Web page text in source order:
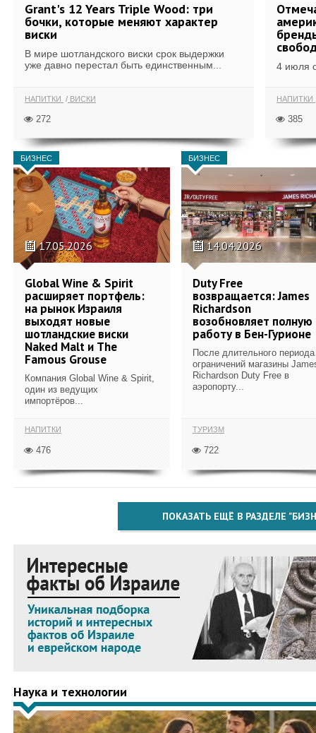
Grant's 12 Years Triple Wood: три
бочки, которые меняют характер
виски
В мире шотландского виски срок выдержки
уже давно перестал быть единственным...
НАПИТКИ ВИСКИ
272
4 июля
НАПИТКИ
385
БИЗНЕС
17.05.2026
Global Wine & Spirit
расширяет портфель:
на рынок Израиля
выходят новые
шотландские виски
Naked Malt и The
Famous Grouse
Компания Global Wine & Spirit,
один из ведущих
импортёров...
НАПИТКИ
476
БИЗНЕС
14.04.2026
Duty Free
возвращается: James
Richardson
возобновляет полную
работу в Бен-Гурионе
После длительного периода
ограничений магазины
Richardson Duty Free в
аэропорту...
ТУРИЗМ
722
ПОКАЗАТЬ ЕЩЁ В РАЗДЕЛЕ
Наука и технологии